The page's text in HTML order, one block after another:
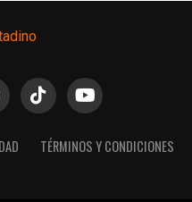
TÉRMINOS Y CONDICIONES